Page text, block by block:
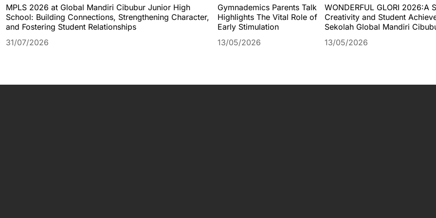
MPLS 2026 at Global Mandiri Cibubur Junior High
School: Building Connections, Strengthening Character,
and Fostering Student Relationships
31/07/2026
Gymnademics Parents Talk
Highlights The Vital Role of
Early Stimulation
13/05/2026
WONDERFUL GLORI 2026:A
Creativity and Student
Sekolah Global Mandiri
13/05/2026